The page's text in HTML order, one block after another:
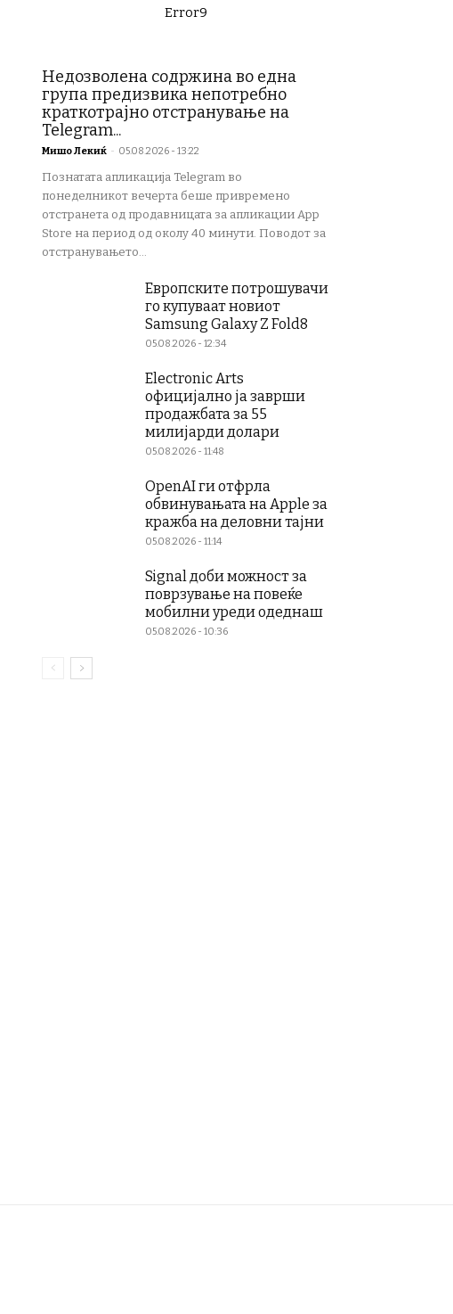
Error9
Недозволена содржина во една
група предизвика непотребно
краткотрајно отстранување на
Telegram...
Мишо Лекиќ - 05.08.2026 - 13:22
Познатата апликација Telegram во
понеделникот вечерта беше привремено
отстранета од продавницата за апликации App
Store на период од околу 40 минути. Поводот за
отстранувањето...
Европските потрошувачи
го купуваат новиот
Samsung Galaxy Z Fold8
05.08.2026 - 12:34
Electronic Arts
официјално ја заврши
продажбата за 55
милијарди долари
05.08.2026 - 11:48
OpenAI ги отфрла
обвинувањата на Apple за
кражба на деловни тајни
05.08.2026 - 11:14
Signal доби можност за
поврзување на повеќе
мобилни уреди одеднаш
05.08.2026 - 10:36